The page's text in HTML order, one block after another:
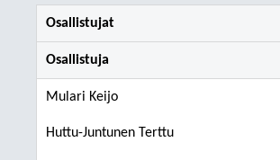
Osallistujat
Osallistuja
Mulari Keijo
Huttu-Juntunen Terttu